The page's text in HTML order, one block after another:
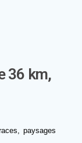
36 km,
paysages